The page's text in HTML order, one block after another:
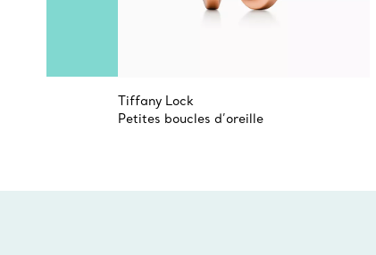
Tiffany Lock
Petites boucles d’oreille